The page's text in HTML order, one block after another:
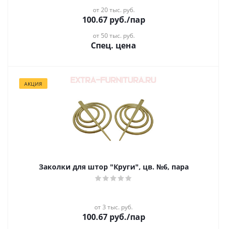
от 20 тыс. руб.
100.67руб./пар
от 50 тыс. руб.
Спец. цена
АКЦИЯ
Заколки для штор "Круги", цв. №6, пара
от 3 тыс. руб.
100.67руб./пар